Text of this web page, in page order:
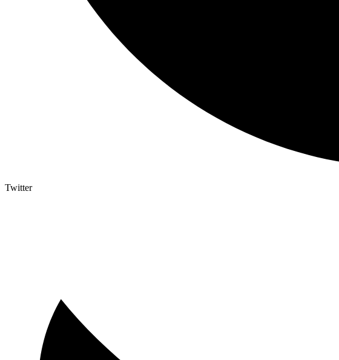
Twitter